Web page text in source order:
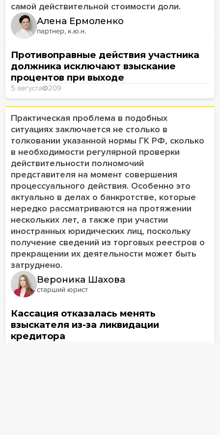
самой действительной стоимости доли.
Алена Ермоленко
партнер, к.ю.н.
Противоправные действия участника
должника исключают взыскание
процентов при выходе
5 августа 209
Практическая проблема в подобных
ситуациях заключается не столько в
толковании указанной нормы ГК РФ, сколько
в необходимости регулярной проверки
действительности полномочий
представителя на момент совершения
процессуального действия. Особенно это
актуально в делах о банкротстве, которые
нередко рассматриваются на протяжении
нескольких лет, а также при участии
иностранных юридических лиц, поскольку
получение сведений из торговых реестров о
прекращении их деятельности может быть
затруднено.
Вероника Шахова
старший юрист
Кассация отказалась менять
взыскателя из-за ликвидации
кредитора